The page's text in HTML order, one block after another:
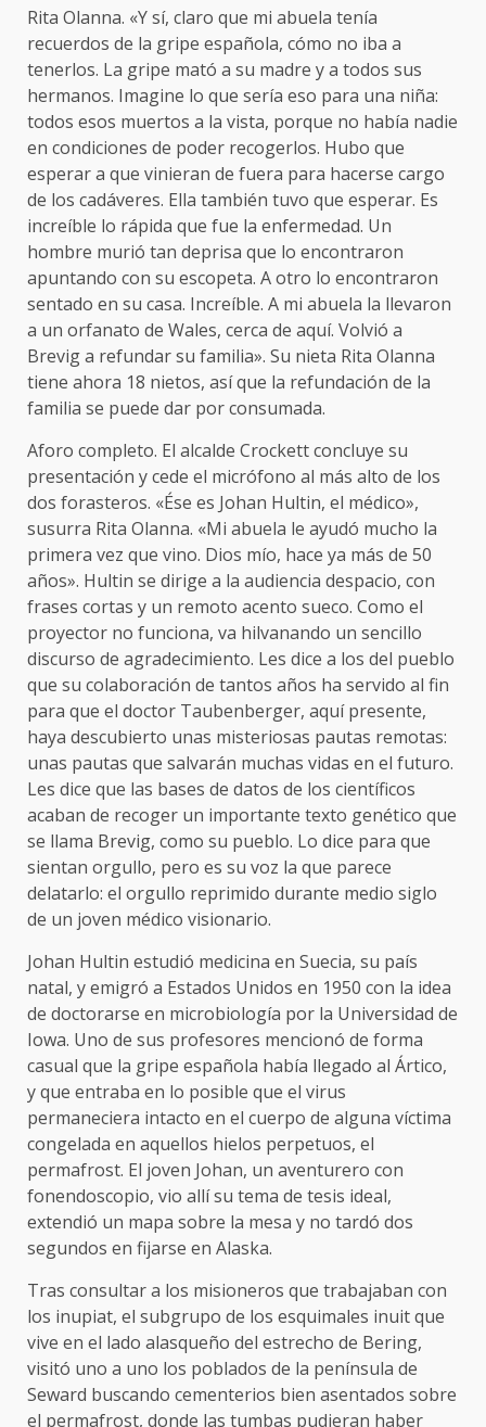
Rita Olanna. «Y sí, claro que mi abuela tenía
recuerdos de la gripe española, cómo no iba a
tenerlos. La gripe mató a su madre y a todos sus
hermanos. Imagine lo que sería eso para una niña:
todos esos muertos a la vista, porque no había nadie
en condiciones de poder recogerlos. Hubo que
esperar a que vinieran de fuera para hacerse cargo
de los cadáveres. Ella también tuvo que esperar. Es
increíble lo rápida que fue la enfermedad. Un
hombre murió tan deprisa que lo encontraron
apuntando con su escopeta. A otro lo encontraron
sentado en su casa. Increíble. A mi abuela la llevaron
a un orfanato de Wales, cerca de aquí. Volvió a
Brevig a refundar su familia». Su nieta Rita Olanna
tiene ahora 18 nietos, así que la refundación de la
familia se puede dar por consumada.
Aforo completo. El alcalde Crockett concluye su
presentación y cede el micrófono al más alto de los
dos forasteros. «Ése es Johan Hultin, el médico»,
susurra Rita Olanna. «Mi abuela le ayudó mucho la
primera vez que vino. Dios mío, hace ya más de 50
años». Hultin se dirige a la audiencia despacio, con
frases cortas y un remoto acento sueco. Como el
proyector no funciona, va hilvanando un sencillo
discurso de agradecimiento. Les dice a los del pueblo
que su colaboración de tantos años ha servido al fin
para que el doctor Taubenberger, aquí presente,
haya descubierto unas misteriosas pautas remotas:
unas pautas que salvarán muchas vidas en el futuro.
Les dice que las bases de datos de los científicos
acaban de recoger un importante texto genético que
se llama Brevig, como su pueblo. Lo dice para que
sientan orgullo, pero es su voz la que parece
delatarlo: el orgullo reprimido durante medio siglo
de un joven médico visionario.
Johan Hultin estudió medicina en Suecia, su país
natal, y emigró a Estados Unidos en 1950 con la idea
de doctorarse en microbiología por la Universidad de
Iowa. Uno de sus profesores mencionó de forma
casual que la gripe española había llegado al Ártico,
y que entraba en lo posible que el virus
permaneciera intacto en el cuerpo de alguna víctima
congelada en aquellos hielos perpetuos, el
permafrost. El joven Johan, un aventurero con
fonendoscopio, vio allí su tema de tesis ideal,
extendió un mapa sobre la mesa y no tardó dos
segundos en fijarse en Alaska.
Tras consultar a los misioneros que trabajaban con
los inupiat, el subgrupo de los esquimales inuit que
vive en el lado alasqueño del estrecho de Bering,
visitó uno a uno los poblados de la península de
Seward buscando cementerios bien asentados sobre
el permafrost, donde las tumbas pudieran haber